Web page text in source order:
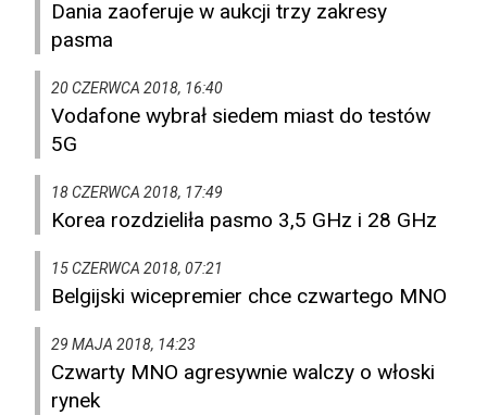
Dania zaoferuje w aukcji trzy zakresy
pasma
20 CZERWCA 2018, 16:40
Vodafone wybrał siedem miast do testów
5G
18 CZERWCA 2018, 17:49
Korea rozdzieliła pasmo 3,5 GHz i 28 GHz
15 CZERWCA 2018, 07:21
Belgijski wicepremier chce czwartego MNO
29 MAJA 2018, 14:23
Czwarty MNO agresywnie walczy o włoski
rynek